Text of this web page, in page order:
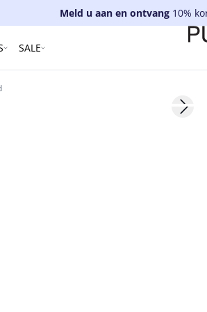
Meld u aan en ontvang 10%
SALE
Next